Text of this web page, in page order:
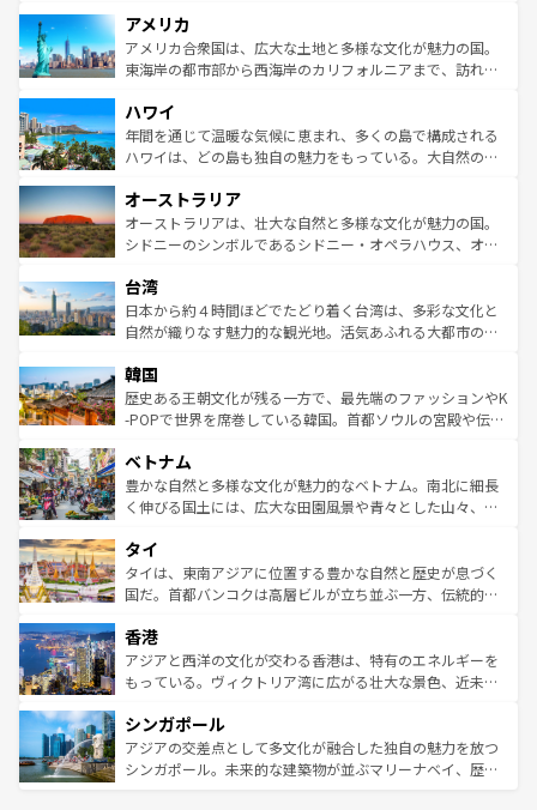
ンツ一覧を参照してほしい。
の建物がそのまま残る町や、スイスならではのユニークな
博物館もあり、アルプス観光だけでなく町歩きも満喫する
ことができる。国民の所得が高いため物価も高いが、旅行
ば市内交通費無料で観光を楽しむこともできる。 なお、新
着のスイス情報はコンテンツ一覧 を参照してほしい。
アメリカ
アメリカ合衆国は、広大な土地と多様な文化が魅力の国。
東海岸の都市部から西海岸のカリフォルニアまで、訪れる
のような巨大都市は、観光、ショッピング、エンターテイ
ンメントが詰まった刺激的なスポットだ。一方、アメリカ
西部には大自然が広がり、グランドキャニオンやイエロー
部のニューオーリンズでは、音楽と美食が融合した独特の
文化が魅力。旅行者はアメリカの各地域で異なる魅力を楽
しみながら、その多様性と豊かな歴史を感じることができ
ならではの贅沢な旅のスタイルだ。 なお、新着のアメリカ
情報はコンテンツ一覧を参照してほしい。
ハワイ
年間を通じて温暖な気候に恵まれ、多くの島で構成される
ハワイは、どの島も独自の魅力をもっている。大自然の神
ワイ島は見逃せない。また、定番の観光地といえばオアフ
島だが、静かな自然を求めるならマウイ島やカウアイ島が
おすすめ。エメラルドグリーンに輝く海をはじめ、豊かな
れるおもてなしの心で訪れる人々を迎えてくれるハワイの
人々、おいしいローカルフードやハワイアンミュージッ
ク、伝統的なフラダンスなど、すべてがハワイの魅力を彩
ワイを、存分に味わってほしい。 なお、新着のハワイ情報
はコンテンツ一覧を参照してほしい。
オーストラリア
オーストラリアは、壮大な自然と多様な文化が魅力の国。
シドニーのシンボルであるシドニー・オペラハウス、オー
リアリーフや大陸中央部にそびえるウルル（エアーズロッ
ク）、タスマニアの美しい原生林やケアンズの熱帯雨林な
ど、見どころがたくさん。また、カフェやワイン、オージ
いる。アクティビティも充実しており、サーフィンやダイ
ビング、ハイキングなど、アウトドア好きにはたまらな
い。オーストラリアの多彩な魅力を存分に味わいつくそ
参照してほしい。
台湾
日本から約４時間ほどでたどり着く台湾は、多彩な文化と
自然が織りなす魅力的な観光地。活気あふれる大都市の台
ン）、静ひつな山岳地帯である台湾東部など、都市の喧騒
と山間の静けさが共存しており、訪れる人に新しい発見と
驚きをもたらしてくれる。また、奥深い台湾の食文化も魅
容にもいいと評判のスイーツなど、バラエティ豊かな料理
が味わえる。 なお、新着の台湾情報は コンテンツ一覧を参
照してほしい。
韓国
歴史ある王朝文化が残る一方で、最先端のファッションやK
-POPで世界を席巻している韓国。首都ソウルの宮殿や伝統
き、地方に足を延ばせば四季折々の自然美を楽しむことが
できる。そして、キムチや焼肉、絶品のストリートフード
まで、さまざまな韓国料理が待っている。夜には、韓国な
リティに包まれながら、韓国の多彩な魅力を心ゆくまで味
わってみてほしい。 なお、新着の韓国情報はコンテンツ一
覧を参照してほしい。
ベトナム
豊かな自然と多様な文化が魅力的なベトナム。南北に細長
く伸びる国土には、広大な田園風景や青々とした山々、世
急速な発展と共に伝統が息づく。ハノイの古い町並みやホ
ーチミン市のフランス統治時代の建物も、独特の雰囲気を
醸し出している。また、バラエティの豊かさとおいしさで
とつ。フォーやバインミー、ベトナムコーヒーなどは、ぜ
ひ現地で味わいたい。どの地域を訪れてもあたたかい人々
が旅行者を迎えてくれるので、きっと忘れられない旅にな
参照してほしい。
タイ
タイは、東南アジアに位置する豊かな自然と歴史が息づく
国だ。首都バンコクは高層ビルが立ち並ぶ一方、伝統的な
の活気が交差している。北部ではチェンマイなどの山岳地
帯で自然と触れ合い、南部ではプーケットやクラビの美し
いビーチでリゾート気分を楽しむことができる。タイ料理
激する。気候は一年中温暖で、どの季節にも異なる楽しみ
が待っている。親しみやすいタイの人々、仏教を中心とし
た文化、そして多様な観光資源が、訪れる旅人を魅了し続
香港
アジアと西洋の文化が交わる香港は、特有のエネルギーを
もっている。ヴィクトリア湾に広がる壮大な景色、近未来
み、どこを訪れても感動するはず。観光スポットが密集し
ており、効率よく見どころを回れるのも魅力。息をのむよ
うな絶景から文化的な体験まで、香港を存分に楽しみ尽く
シンガポール
アジアの交差点として多文化が融合した独自の魅力を放つ
シンガポール。未来的な建築物が並ぶマリーナベイ、歴史